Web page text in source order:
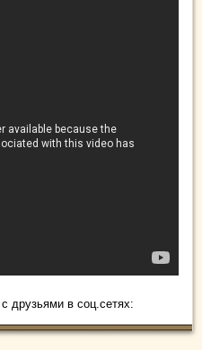
друзьями в соц.сетях: